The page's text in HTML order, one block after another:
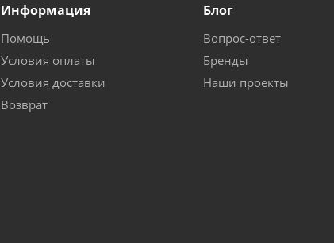
Информация
Помощь
Условия оплаты
Условия доставки
Возврат
Блог
Вопрос-ответ
Бренды
Наши проекты